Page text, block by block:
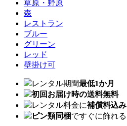
草原・野原
森
レストラン
ブルー
グリーン
レッド
壁掛け可
レンタル期間最低1か月
初回お届け時の送料無料
レンタル料金に補償料込み
ピン類同梱ですぐに飾れる